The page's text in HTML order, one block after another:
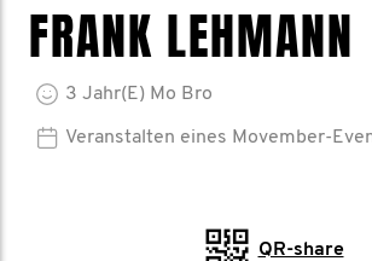
FRANK LEHMANN
3 Jahr(e) Mo Bro
Veranstalten eines Movember-
QR-share